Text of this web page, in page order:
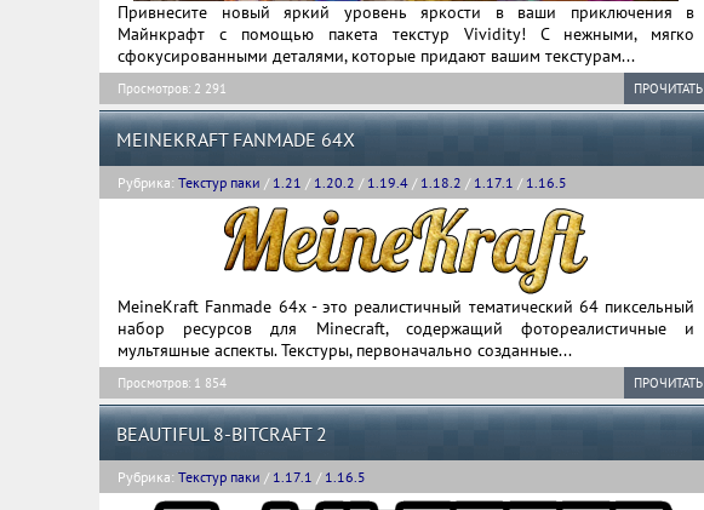
Привнесите новый яркий уровень яркости в ваши приключения в
Майнкрафт с помощью пакета текстур Vividity! С нежными, мягко
сфокусированными деталями, которые придают вашим текстурам...
ПРОЧИТАТЬ
Просмотров: 2 291
MEINEKRAFT FANMADE 64X
Рубрика: Текстур паки / 1.21 / 1.20.2 / 1.19.4 / 1.18.2 / 1.17.1 / 1.16.5
MeineKraft Fanmade 64x - это реалистичный тематический 64 пиксельный
набор ресурсов для Minecraft, содержащий фотореалистичные и
мультяшные аспекты. Текстуры, первоначально созданные...
ПРОЧИТАТЬ
Просмотров: 1 854
BEAUTIFUL 8-BITCRAFT 2
Рубрика: Текстур паки / 1.17.1 / 1.16.5